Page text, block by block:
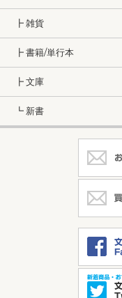
┣ 雑貨
┣ 書籍/単行本
┣ 文庫
┗ 新書